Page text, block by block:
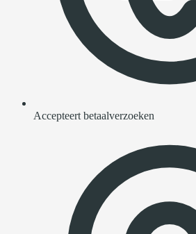
Accepteert betaalverzoeken